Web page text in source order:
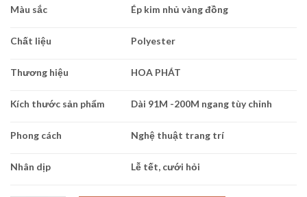
Màu sắc Ép kim nhủ vàng đồng
Chất liệu Polyester
Thương hiệu HOA PHÁT
Kích thước sản phẩm Dài 91M -200M ngang tùy chỉnh
Phong cách Nghệ thuật trang trí
Nhân dịp Lễ tết, cưới hỏi